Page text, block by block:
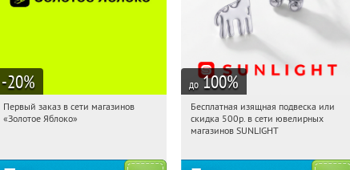
-20%
02:36:04
Получи первым!
Первый заказ в сети магазинов
«Золотое Яблоко»
до 100%
02:36:04 Получили:
Россия
Бесплатная изящная подвеска или
скидка 500р. в сети ювелирных
магазинов SUNLIGHT